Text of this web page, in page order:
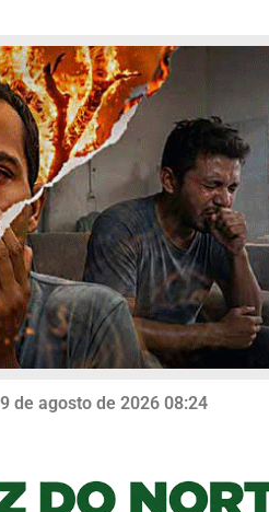
de agosto de 2026 08:24